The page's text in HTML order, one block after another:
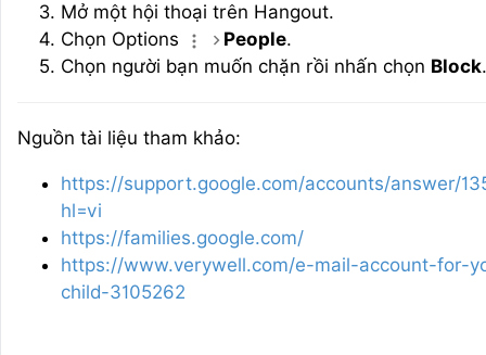
Mở một hội thoại trên Hangout.
Chọn Options
People.
Chọn người bạn muốn chặn rồi nhấn chọn Block
Nguồn tài liệu tham khảo:
https://support.google.com/accounts/answer/
hl=vi
https://families.google.com/
https://www.verywell.com/e-mail-account-for-
child-3105262